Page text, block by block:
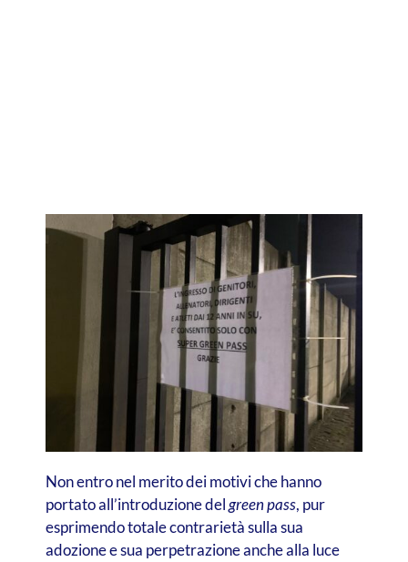
Non entro nel merito dei motivi che hanno
portato all’introduzione delgreen pass, pur
esprimendo totale contrarietà sulla sua
adozione e sua perpetrazione anche alla luce